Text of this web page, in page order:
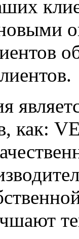
как: